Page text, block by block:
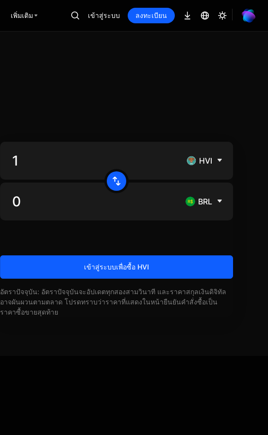
เพิ่มเติม เข้าสู่ระบบ ลงทะเบียน
HVI
BRL
เข้าสู่ระบบเพื่อซื้อ HVI
อัตราปัจจุบัน: อัตราปัจจุบันจะอัปเดตทุกสองสามวินาที และราคาสกุลเงินดิจิทัล
อาจผันผวนตามตลาด โปรดทราบว่าราคาที่แสดงในหน้ายืนยันคำสั่งซื้อเป็น
ราคาซื้อขายสุดท้าย